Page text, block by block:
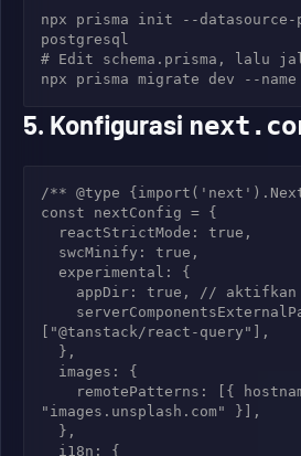
npx prisma init --datasource-
postgresql
# Edit schema.prisma, lalu
5. Konfigurasi
/** @type
const nextConfig = {
["@tanstack/react-query"],
"images.unsplash.com" }],